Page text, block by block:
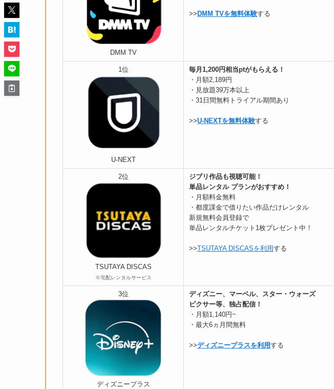
DMM TV
>> DMM TVを無料体験する
1位
U-NEXT
毎月1,200円相当ptがもらえる！
・月額2,189円
・見放題39万本以上
・31日間無料トライアル期間あり
>>U-NEXTを無料体験する
2位
TSUTAYA DISCAS
※宅配レンタルサービス
ジブリ作品も視聴可能！
単品レンタル プランがおすすめ！
・月額料金無料
・都度課金で借りたい作品だけレンタル
新規無料会員登録で
単品レンタルチケット1枚プレゼント中！
>>TSUTAYA DISCASを利用する
3位
ディズニープラス
ディズニー、マーベル、スター・ウォーズ
ピクサー等、独占配信！
・月額1,140円~
・最大6ヵ月間無料
>>ディズニープラスを利用する